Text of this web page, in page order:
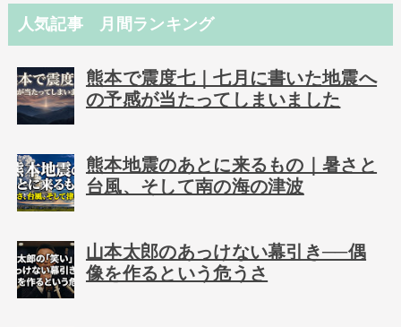
人気記事 月間ランキング
熊本で震度七｜七月に書いた地震へ
の予感が当たってしまいました
熊本地震のあとに来るもの｜暑さと
台風、そして南の海の津波
山本太郎のあっけない幕引き──偶
像を作るという危うさ